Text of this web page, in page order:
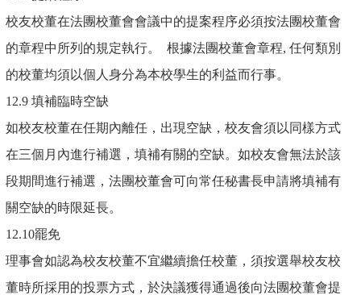
校友校董在法團校董會會議中的提案程序必須按法團校董會
的章程中所列的規定執行。 根據法團校董會章程, 任何類別
的校董均須以個人身分為本校學生的利益而行事。
12.9 填補臨時空缺
如校友校董在任期內離任，出現空缺，校友會須以同樣方式
在三個月內進行補選，填補有關的空缺。如校友會無法於該
段期間進行補選，法團校董會可向常任秘書長申請將填補有
關空缺的時限延長。
12.10罷免
理事會如認為校友校董不宜繼續擔任校董，須按選舉校友校
董時所採用的投票方式，於決議獲得通過後向法團校董會提